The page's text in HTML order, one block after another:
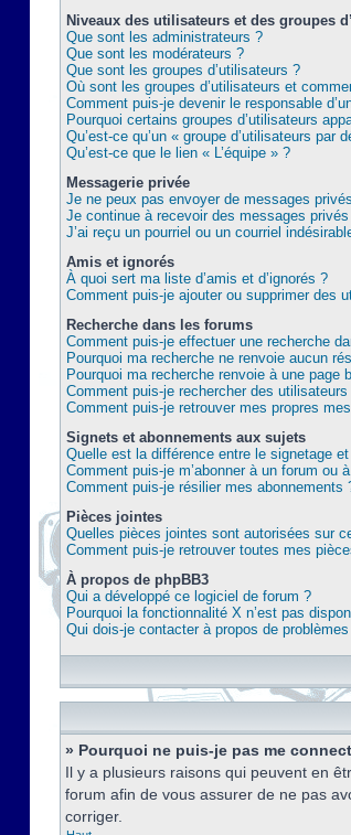
Niveaux des utilisateurs et des groupes
Que sont les administrateurs ?
Que sont les modérateurs ?
Que sont les groupes d’utilisateurs ?
Où sont les groupes d’utilisateurs et
Comment puis-je devenir le responsable
Pourquoi certains groupes d’utilisateurs
Qu’est-ce qu’un « groupe d’utilisateurs par
Qu’est-ce que le lien « L’équipe » ?
Messagerie privée
Je ne peux pas envoyer de messages
Je continue à recevoir des messages
J’ai reçu un pourriel ou un courriel
Amis et ignorés
À quoi sert ma liste d’amis et d’ignorés ?
Comment puis-je ajouter ou supprimer des
Recherche dans les forums
Comment puis-je effectuer une recherche
Pourquoi ma recherche ne renvoie aucun
Pourquoi ma recherche renvoie à une page
Comment puis-je rechercher des utilisateurs
Comment puis-je retrouver mes propres
Signets et abonnements aux sujets
Quelle est la différence entre le signetage et
Comment puis-je m’abonner à un forum ou
Comment puis-je résilier mes abonnements
Pièces jointes
Quelles pièces jointes sont autorisées sur
Comment puis-je retrouver toutes mes
À propos de phpBB3
Qui a développé ce logiciel de forum ?
Pourquoi la fonctionnalité X n’est pas
Qui dois-je contacter à propos de
» Pourquoi ne puis-je pas me
Il y a plusieurs raisons qui peuvent en
forum afin de vous assurer de ne pas
corriger.